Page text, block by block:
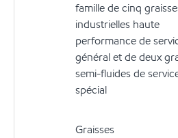
famille de cinq
industrielles haute
performance de
général et de deux
semi-fluides de
spécial
Graisses